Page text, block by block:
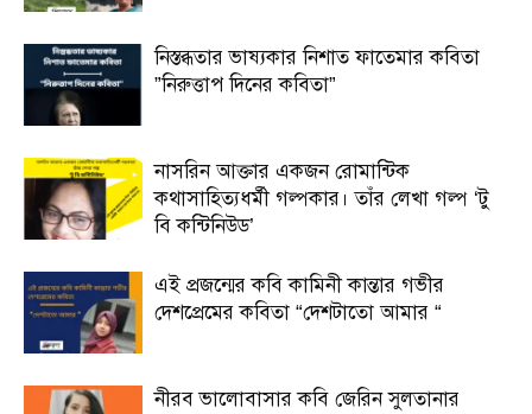
নিস্তব্ধতার ভাষ্যকার নিশাত ফাতেমার কবিতা
”নিরুত্তাপ দিনের কবিতা”
নাসরিন আক্তার একজন রোমান্টিক
কথাসাহিত্যধর্মী গল্পকার। তাঁর লেখা গল্প ‘টু
বি কন্টিনিউড’
এই প্রজন্মের কবি কামিনী কান্তার গভীর
দেশপ্রেমের কবিতা “দেশটাতো আমার “
নীরব ভালোবাসার কবি জেরিন সুলতানার